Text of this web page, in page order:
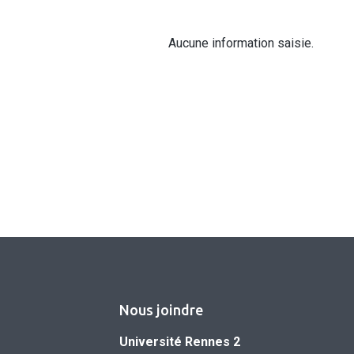
Aucune information saisie.
Nous joindre
Université Rennes 2